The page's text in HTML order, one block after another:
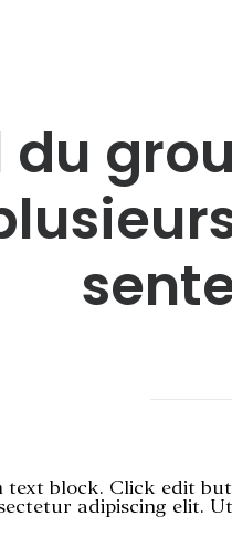
du
text block. Click edit
adipiscing elit.